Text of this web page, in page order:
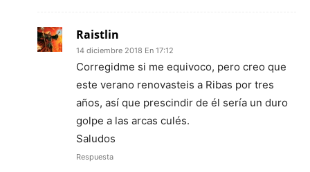
Raistlin
14 diciembre 2018 En 17:12
Corregidme si me equivoco, pero creo que
este verano renovasteis a Ribas por tres
años, así que prescindir de él sería un duro
golpe a las arcas culés.
Saludos
Respuesta